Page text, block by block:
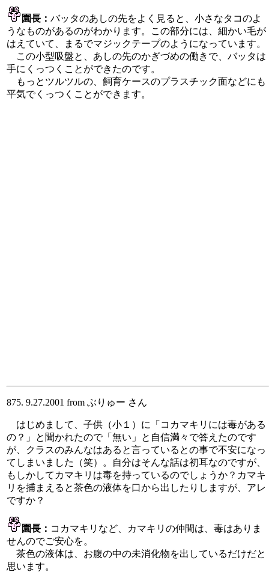
園長： バッタのあしの先をよく見ると、小さなタコのよ
うなものがあるのがわかります。この部分には、細かい毛が
はえていて、まるでマジックテープのようになっています。
この小型吸盤と、あしの先のかぎづめの働きで、バッタは
手にくっつくことができたのです。
もっとツルツルの、飼育ケースのプラスチック面などにも
平気でくっつくことができます。
875. 9.27.2001 from ぶりゅー さん
はじめまして、子供（小１）に「コカマキリには毒がある
の？」と聞かれたので「無い」と自信満々で答えたのです
が、クラスのみんなはあると言っているとの事で不安になっ
てしまいました（笑）。自分はそんな話は初耳なのですが、
もしかしてカマキリは毒を持っているのでしょうか？カマキ
リを捕まえると茶色の液体を口から出したりしますが、アレ
ですか？
園長： コカマキリなど、カマキリの仲間は、毒はありま
せんのでご安心を。
茶色の液体は、お腹の中の未消化物を出しているだけだと
思います。